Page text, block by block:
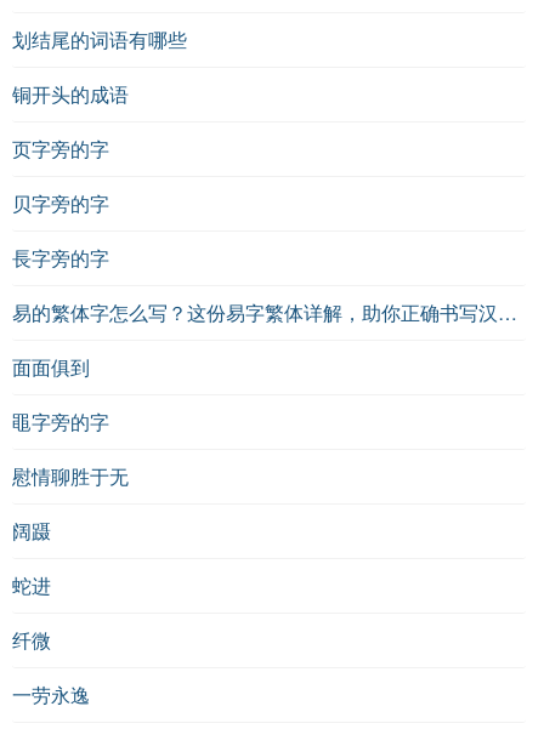
划结尾的词语有哪些
铜开头的成语
页字旁的字
贝字旁的字
長字旁的字
易的繁体字怎么写？这份易字繁体详解，助你正确书写汉字_汉字繁体学习
面面俱到
黽字旁的字
慰情聊胜于无
阔蹑
蛇进
纤微
一劳永逸